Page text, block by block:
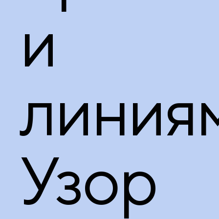
и
Узор